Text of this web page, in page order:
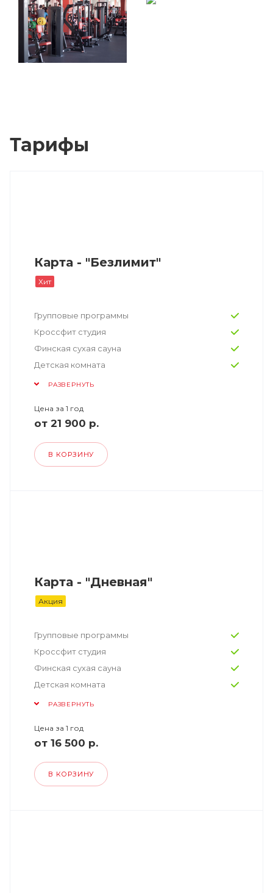
Тарифы
Карта - "Безлимит"
Хит
Групповые программы
Кроссфит студия
Финская сухая сауна
Детская комната
РАЗВЕРНУТЬ
Цена за 1 год
от 21 900 р.
В КОРЗИНУ
Карта - "Дневная"
Акция
Групповые программы
Кроссфит студия
Финская сухая сауна
Детская комната
РАЗВЕРНУТЬ
Цена за 1 год
от 16 500 р.
В КОРЗИНУ